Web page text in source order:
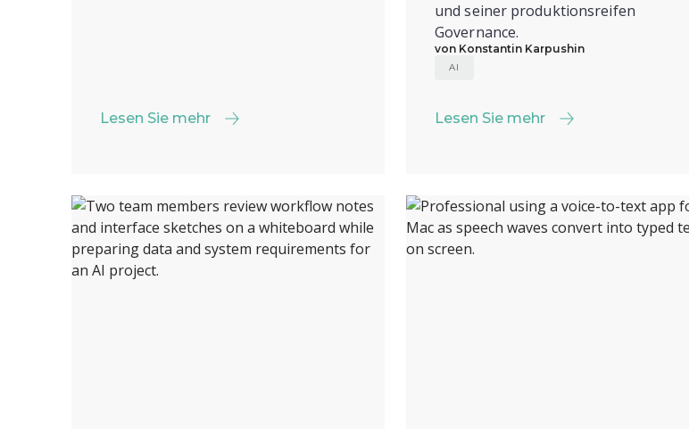
Lesen Sie mehr
und seiner produktionsreifen
Governance.
von Konstantin Karpushin
AI
Lesen Sie mehr